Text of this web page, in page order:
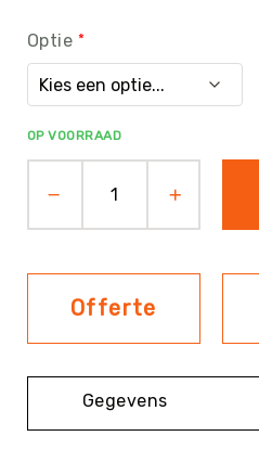
&
Muziek
Darts
Evenementen
Sportvloeren
Floorball
Discgolf
Golf
Handbal
Hockey
Optie
OP VOORRAAD
Offerte
Gegevens